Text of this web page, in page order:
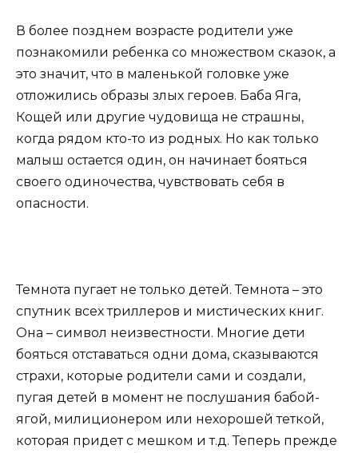
В более позднем возрасте родители уже
познакомили ребенка со множеством сказок, а
это значит, что в маленькой головке уже
отложились образы злых героев. Баба Яга,
Кощей или другие чудовища не страшны,
когда рядом кто-то из родных. Но как только
малыш остается один, он начинает бояться
своего одиночества, чувствовать себя в
опасности.
Темнота пугает не только детей. Темнота – это
спутник всех триллеров и мистических книг.
Она – символ неизвестности. Многие дети
бояться отставаться одни дома, сказываются
страхи, которые родители сами и создали,
пугая детей в момент не послушания бабой-
ягой, милиционером или нехорошей теткой,
которая придет с мешком и т.д. Теперь прежде